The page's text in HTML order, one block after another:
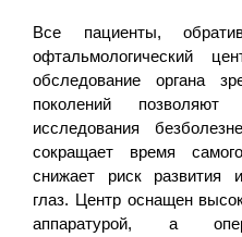
Все пациенты,
офтальмологический
обследование органа
поколений позволяют
исследования
сокращает время
снижает риск развития
глаз. Центр оснащен
аппаратурой, а